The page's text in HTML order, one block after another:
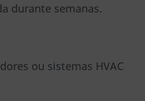
durante semanas.
ou sistemas HVAC